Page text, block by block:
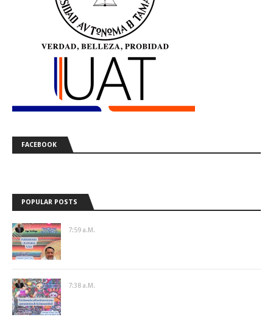
FACEBOOK
POPULAR POSTS
7:59 A.m.
7:38 A.m.